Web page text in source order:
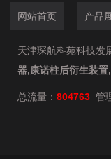
网站首页 产品
天津琛航科苑科技发
器,康诺柱后衍生装
总流量： 804763 管